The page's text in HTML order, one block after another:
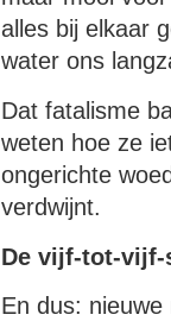
alles bij elkaar
water ons
Dat fatalisme
weten hoe ze
ongerichte
verdwijnt.
De vijf-tot-vijf-
En dus: